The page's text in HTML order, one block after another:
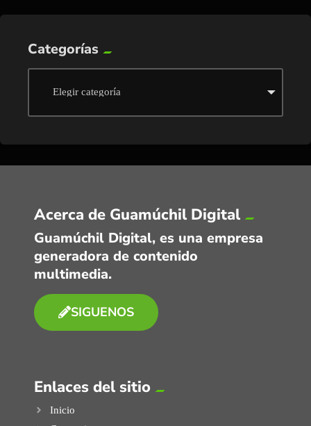
Categorías
Acerca de Guamúchil Digital
Guamúchil Digital, es una empresa
generadora de contenido
multimedia.
SIGUENOS
Enlaces del sitio
Inicio